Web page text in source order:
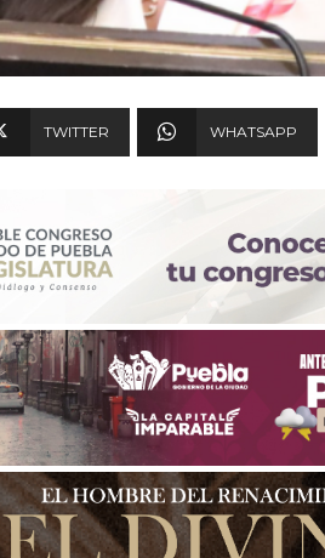
TWITTER WHATSAPP